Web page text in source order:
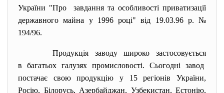
України "Про завдання та особливості приватизації
державного майна у 1996 році" від 19.03.96 р. №
194/96.
Продукція заводу широко застосовується
в багатьох галузях промисловості. Сьогодні завод
постачає свою продукцію у 15 регіонів України,
Росію, Білорусь, Азербайджан, Узбекистан, Естонію,